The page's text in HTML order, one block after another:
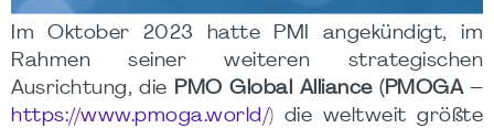
Im Oktober 2023 hatte PMI angekündigt, im
Rahmen seiner weiteren strategischen
Ausrichtung, die PMO Global Alliance (PMOGA–
https://www.pmoga.world/) die weltweit größte